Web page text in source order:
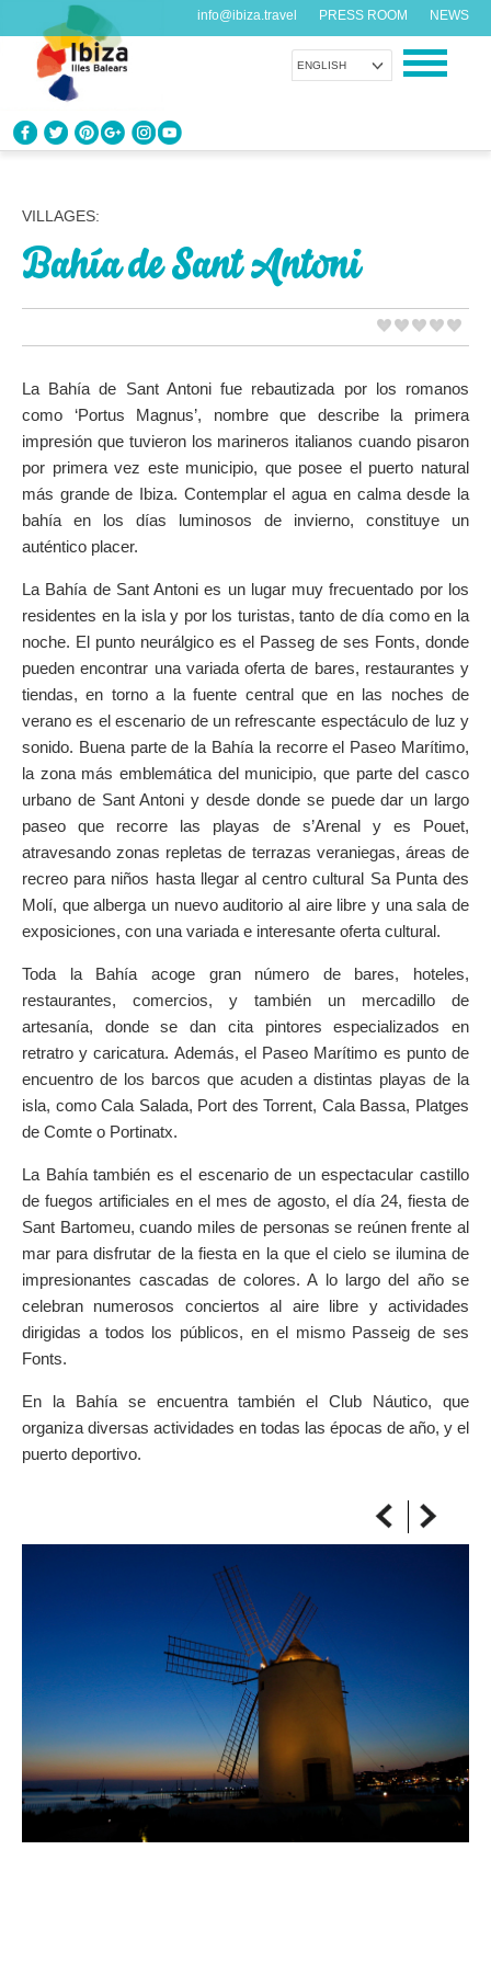
ENGLISH
info@ibiza.travel PRESS ROOM NEWS
ENJOY IBIZA
AGENDA
ORGANIZE YOUR TRIP
Before visiting
ON THE MAP
Get to your destination, every time
VILLAGES:
Bahía de Sant Antoni
La Bahía de Sant Antoni fue rebautizada por los romanos
como ‘Portus Magnus’, nombre que describe la primera
impresión que tuvieron los marineros italianos cuando pisaron
por primera vez este municipio, que posee el puerto natural
más grande de Ibiza. Contemplar el agua en calma desde la
bahía en los días luminosos de invierno, constituye un
auténtico placer.
La Bahía de Sant Antoni es un lugar muy frecuentado por los
residentes en la isla y por los turistas, tanto de día como en la
noche. El punto neurálgico es el Passeg de ses Fonts, donde
pueden encontrar una variada oferta de bares, restaurantes y
tiendas, en torno a la fuente central que en las noches de
verano es el escenario de un refrescante espectáculo de luz y
sonido. Buena parte de la Bahía la recorre el Paseo Marítimo,
la zona más emblemática del municipio, que parte del casco
urbano de Sant Antoni y desde donde se puede dar un largo
paseo que recorre las playas de s’Arenal y es Pouet,
atravesando zonas repletas de terrazas veraniegas, áreas de
recreo para niños hasta llegar al centro cultural Sa Punta des
Molí, que alberga un nuevo auditorio al aire libre y una sala de
exposiciones, con una variada e interesante oferta cultural.
Toda la Bahía acoge gran número de bares, hoteles,
restaurantes, comercios, y también un mercadillo de
artesanía, donde se dan cita pintores especializados en
retratro y caricatura. Además, el Paseo Marítimo es punto de
encuentro de los barcos que acuden a distintas playas de la
isla, como Cala Salada, Port des Torrent, Cala Bassa, Platges
de Comte o Portinatx.
La Bahía también es el escenario de un espectacular castillo
de fuegos artificiales en el mes de agosto, el día 24, fiesta de
Sant Bartomeu, cuando miles de personas se reúnen frente al
mar para disfrutar de la fiesta en la que el cielo se ilumina de
impresionantes cascadas de colores. A lo largo del año se
celebran numerosos conciertos al aire libre y actividades
dirigidas a todos los públicos, en el mismo Passeig de ses
Fonts.
En la Bahía se encuentra también el Club Náutico, que
organiza diversas actividades en todas las épocas de año, y el
puerto deportivo.